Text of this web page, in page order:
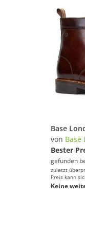
von Base
Bester
gefunden
zuletzt
Preis kann
Keine